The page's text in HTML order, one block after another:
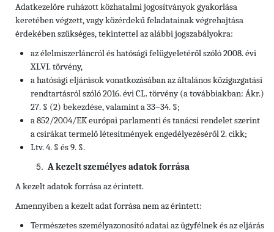
Adatkezelőre ruházott közhatalmi jogosítványok gyakorlása
keretében végzett, vagy közérdekű feladatainak végrehajtása
érdekében szükséges, tekintettel az alábbi jogszabályokra:
az élelmiszerláncról és hatósági felügyeletéről szóló 2008. évi
XLVI. törvény,
a hatósági eljárások vonatkozásában az általános közigazgatási
rendtartásról szóló 2016. évi CL. törvény (a továbbiakban: Ákr.)
27. § (2) bekezdése, valamint a 33–34. §;
a 852/2004/EK európai parlamenti és tanácsi rendelet szerint
a csírákat termelő létesítmények engedélyezéséről 2. cikk;
Ltv. 4. § és 9. §.
A kezelt személyes adatok forrása
A kezelt adatok forrása az érintett.
Amennyiben a kezelt adat forrása nem az érintett:
Természetes személyazonosító adatai az ügyfélnek és az eljárás